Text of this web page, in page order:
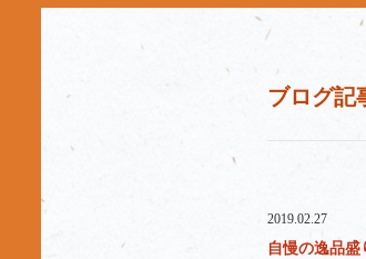
ブログ記
2019.02.27
自慢の逸品